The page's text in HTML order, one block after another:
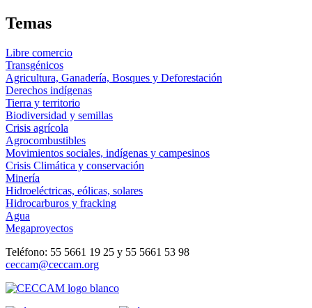
Temas
Libre comercio
Transgénicos
Agricultura, Ganadería, Bosques y Deforestación
Derechos indígenas
Tierra y territorio
Biodiversidad y semillas
Crisis agrícola
Agrocombustibles
Movimientos sociales, indígenas y campesinos
Crisis Climática y conservación
Minería
Hidroeléctricas, eólicas, solares
Hidrocarburos y fracking
Agua
Megaproyectos
Teléfono: 55 5661 19 25 y 55 5661 53 98
ceccam@ceccam.org